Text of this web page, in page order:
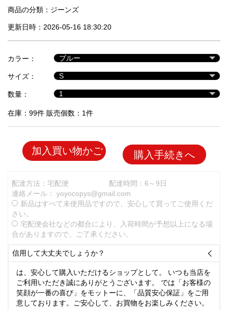
セ
ル
品
商品の分類： ジーンズ
更新日時：2026-05-16 18:30:20
カラー：
サイズ：
数量：
在庫：99件 販売個数：1件
加入買い物かご 購入手続きへ
配達方法：宅配便
配達時間：6～9日
連絡メール： yoyocopys@gmail.com
新品はすべて未使用品ですので、安心して買ってご使用くだ
さい。
宅配便会社などの都合により、入荷時間が予想以上になる場
合がありますので、ご了承ください。
信用して大丈夫でしょうか？ 
は、安心して購入いただけるショップとして。 いつも当店を
ご利用いただき誠にありがとうございます。 では「お客様の
笑顔が一番の喜び」をモットーに、「品質安心保証」をご用
意しております。ご安心して、お買物をお楽しみください。